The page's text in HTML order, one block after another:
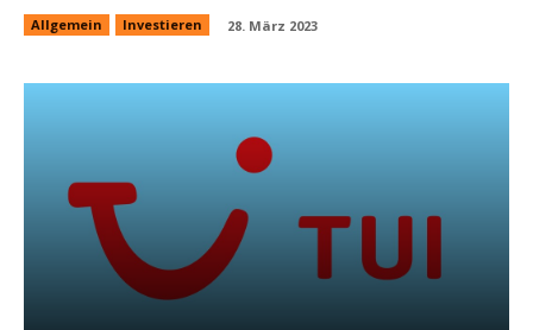
Allgemein Investieren 28. März 2023